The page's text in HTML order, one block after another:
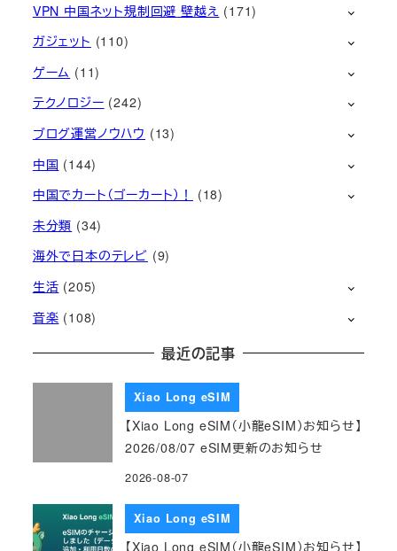
VPN 中国ネット規制回避 壁越え (171)
ガジェット (110)
ゲーム (11)
テクノロジー (242)
ブログ運営ノウハウ (13)
中国 (144)
中国でカート（ゴーカート）！
(18)
未分類 (34)
海外で日本のテレビ (9)
生活 (205)
音楽 (108)
最近の記事
Xiao Long eSIM
【Xiao Long eSIM（小龍eSIM）お知らせ】
2026/08/07 eSIM更新のお知らせ
2026-08-07
Xiao Long eSIM
【Xiao Long eSIM（小龍eSIM）お知らせ】